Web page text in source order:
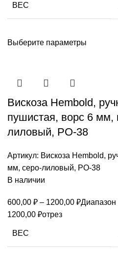
ВЕС
Выберите параметры
Вискоза Hembold,
пушистая, ворс 6 мм,
лиловый, РО-38
Артикул: Вискоза Hembold,
мм, серо-лиловый, РО-38
В наличии
600,00 ₽ – 1200,00 ₽Диапазон
1200,00 ₽отрез
ВЕС